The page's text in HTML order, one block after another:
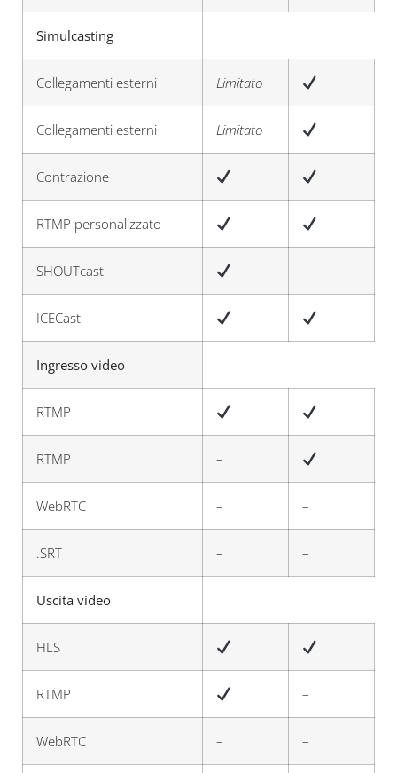
Simulcasting
Collegamenti esterni Limitato
Collegamenti esterni Limitato
Contrazione
RTMP personalizzato
SHOUTcast –
ICECast
Ingresso video
RTMP
RTMP –
WebRTC – –
.SRT – –
Uscita video
HLS
RTMP –
WebRTC – –